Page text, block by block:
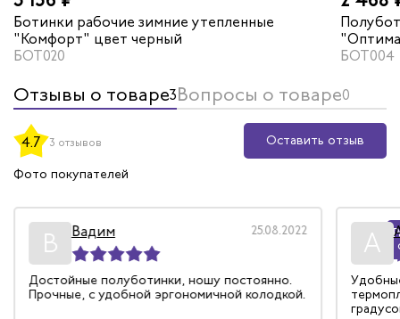
Ботинки рабочие зимние утепленные
"Комфорт" цвет черный
БОТ020
БОТ004
Отзывы о товаре3Вопросы о товаре0
4.7 3 отзывов
Оставить отзыв
Фото покупателей
В Вадим 25.08.2022
Достойные полуботинки, ношу постоянно.
Прочные, с удобной эргономичной колодкой.
А